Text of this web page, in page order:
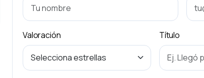
Valoración Título